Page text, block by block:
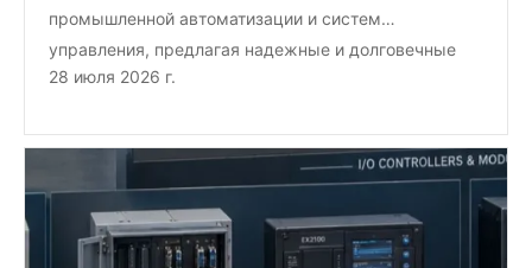
промышленной автоматизации и систем
управления, предлагая надежные и долговечные
решения для процессов и дискретного…
28 июля 2026 г.